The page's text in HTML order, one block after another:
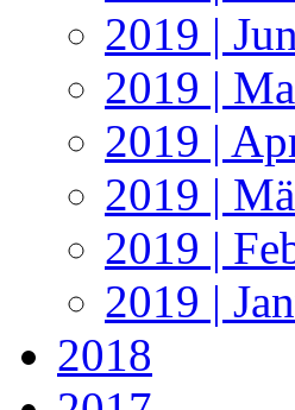
2019 |
2019 |
2019 |
2019 |
2019 |
2019 |
2018